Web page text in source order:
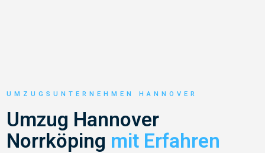
UMZUGSUNTERNEHMEN HANNOVER
Umzug Hannover
Norrköping mit Erfahren